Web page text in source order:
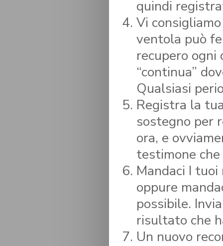
quindi
Vi
ventola può
recupero ogni
“continua”
Qualsiasi
Registra la
sostegno per
ora, e
testimone
Mandaci I
oppure
possibile.
risultato che
Un nuovo